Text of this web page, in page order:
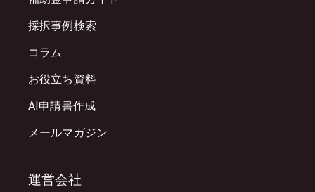
採択事例検索
コラム
お役立ち資料
AI申請書作成
メールマガジン
運営会社